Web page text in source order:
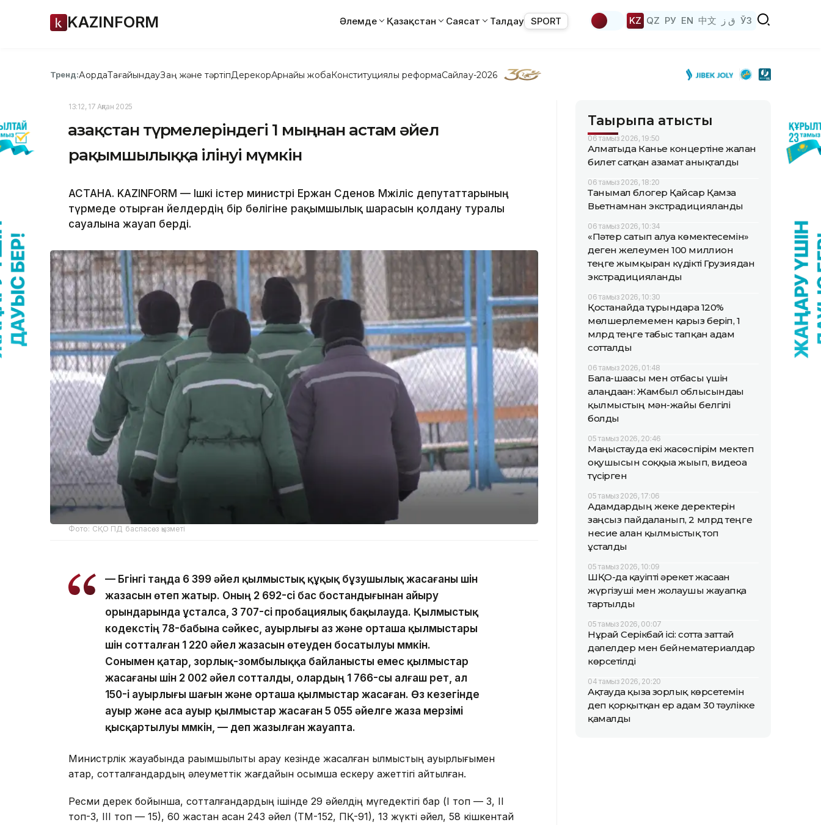
KAZINFORM Әлемде Қазақстан Саясат Талдау SPORT KZ QZ РУ EN 中文 ق ز ЎЗ
Тренд:АқордаТағайындауЗаң және тәртіпДерекқорАрнайы жобаКонституциялық реформаСайлау-2026
13:12, 17 Ақпан 2025
Қазақстан түрмелеріндегі 1 мыңнан астам әйел
рақымшылыққа ілінуі мүмкін
АСТАНА. KAZINFORM — Ішкі істер министрі Ержан Сәденов Мәжіліс депутаттарының
түрмеде отырған әйелдердің бір бөлігіне рақымшылық шарасын қолдану туралы
сауалына жауап берді.
Фото: СҚО ПД баспасөз қызметі
— Бүгінгі таңда 6 399 әйел қылмыстық құқық бұзушылық жасағаны үшін
жазасын өтеп жатыр. Оның 2 692-сі бас бостандығынан айыру
орындарында ұсталса, 3 707-сі пробациялық бақылауда. Қылмыстық
кодекстің 78-бабына сәйкес, ауырлығы аз және орташа қылмыстары
үшін сотталған 1 220 әйел жазасын өтеуден босатылуы мүмкін.
Сонымен қатар, зорлық-зомбылыққа байланысты емес қылмыстар
жасағаны үшін 2 002 әйел сотталды, олардың 1 766-сы алғаш рет, ал
150-і ауырлығы шағын және орташа қылмыстар жасаған. Өз кезегінде
ауыр және аса ауыр қылмыстар жасаған 5 055 әйелге жаза мерзімі
қысқартылуы мүмкін, — деп жазылған жауапта.
Министрлік жауабында рақымшылықты қарау кезінде жасалған қылмыстың ауырлығымен
қатар, сотталғандардың әлеуметтік жағдайын қосымша ескеру қажеттігі айтылған.
Ресми дерек бойынша, сотталғандардың ішінде 29 әйелдің мүгедектігі бар (I топ — 3, II
топ-3, III топ — 15), 60 жастан асқан 243 әйел (ТМ-152, ПҚ-91), 13 жүкті әйел, 58 кішкентай
Тақырыпқа қатысты
06 тамыз 2026, 19:50
Алматыда Канье концертіне жалған
билет сатқан азамат анықталды
06 тамыз 2026, 18:20
Танымал блогер Қайсар Қамза
Вьетнамнан экстрадицияланды
06 тамыз 2026, 10:34
«Пәтер сатып алуға көмектесемін»
деген желеумен 100 миллион
теңге жымқырған күдікті Грузиядан
экстрадицияланды
06 тамыз 2026, 10:30
Қостанайда тұрғындарға 120%
мөлшерлемемен қарыз беріп, 1
млрд теңге табыс тапқан адам
сотталды
06 тамыз 2026, 01:48
Бала-шағасы мен отбасы үшін
алаңдаған: Жамбыл облысындағы
қылмыстың мән-жайы белгілі
болды
05 тамыз 2026, 20:46
Маңғыстауда екі жасөспірім мектеп
оқушысын соққыға жығып, видеоға
түсірген
05 тамыз 2026, 17:06
Адамдардың жеке деректерін
заңсыз пайдаланып, 2 млрд теңге
несие алған қылмыстық топ
ұсталды
05 тамыз 2026, 10:09
ШҚО-да қауіпті әрекет жасаған
жүргізуші мен жолаушы жауапқа
тартылды
05 тамыз 2026, 00:07
Нұрай Серікбай ісі: сотта заттай
дәлелдер мен бейнематериалдар
көрсетілді
04 тамыз 2026, 20:20
Ақтауда қызға зорлық көрсетемін
деп қорқытқан ер адам 30 тәулікке
қамалды